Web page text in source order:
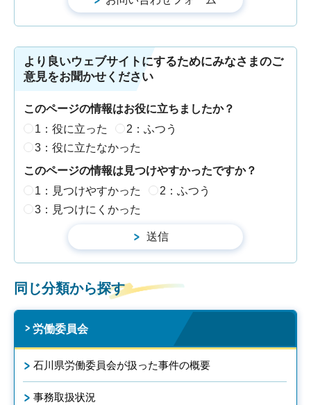
より良いウェブサイトにするためにみなさまのご
意見をお聞かせください
このページの情報はお役に立ちましたか？
1：役に立った
2：ふつう
3：役に立たなかった
このページの情報は見つけやすかったですか？
1：見つけやすかった
2：ふつう
3：見つけにくかった
同じ分類から探す
労働委員会
石川県労働委員会が扱った事件の概要
事務取扱状況